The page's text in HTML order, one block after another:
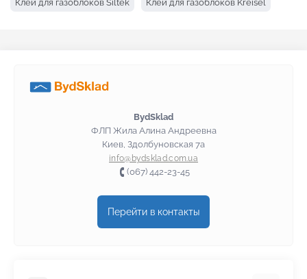
Клей для газоблоков Siltek Клей для газоблоков Kreisel
Клей для газоблоков Baumit
BydSklad
ФЛП Жила Алина Андреевна
Киев, Здолбуновская 7а
info@bydsklad.com.ua
(067) 442-23-45
Перейти в контакты